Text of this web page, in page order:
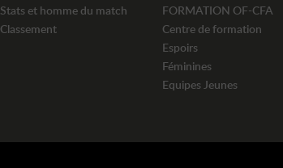
Stats et homme du match
Classement
FORMATION OF-CFA
Centre de formation
Espoirs
Féminines
Equipes Jeunes